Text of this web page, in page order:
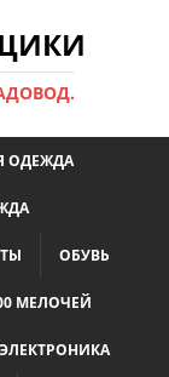
ОДЕЖДА
ОБУВЬ
МЕЛОЧЕЙ
ЭЛЕКТРОНИКА